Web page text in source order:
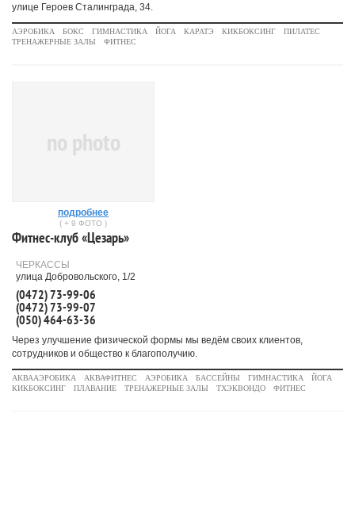
улице Героев Сталинграда, 34.
АЭРОБИКА БОКС ГИМНАСТИКА ЙОГА КАРАТЭ КИКБОКСИНГ
ПИЛАТЕС
ТРЕНАЖЕРНЫЕ ЗАЛЫ
ФИТНЕС
no photo
подробнее
( + 9 ФОТО )
Фитнес-клуб «Цезарь»
ЧЕРКАССЫ
улица Добровольского, 1/2
(0472) 73-99-06
(0472) 73-99-07
(050) 464-63-36
Через улучшение физической формы мы ведём своих клиентов,
сотрудников и общество к благополучию.
АКВААЭРОБИКА АКВАФИТНЕС АЭРОБИКА БАССЕЙНЫ ГИМНАСТИКА
ЙОГА
КИКБОКСИНГ
ПЛАВАНИЕ ТРЕНАЖЕРНЫЕ ЗАЛЫ ТХЭКВОНДО ФИТНЕС